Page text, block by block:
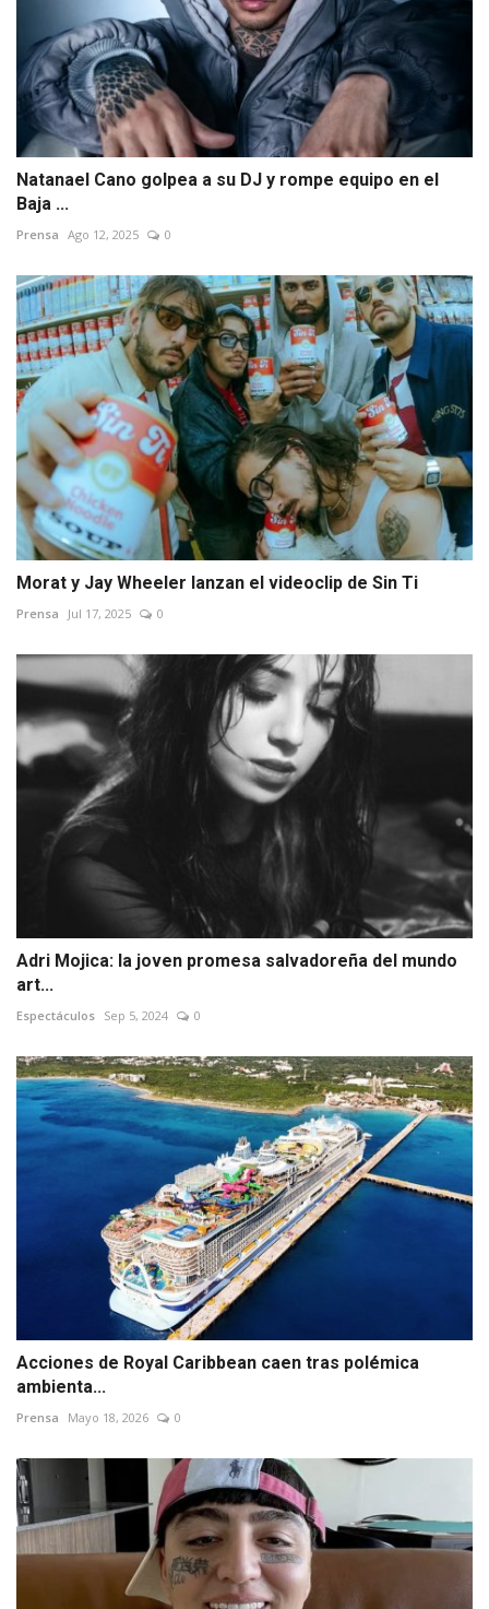
Natanael Cano golpea a su DJ y rompe equipo en el
Baja ...
Prensa Ago 12, 2025 0
Morat y Jay Wheeler lanzan el videoclip de Sin Ti
Prensa Jul 17, 2025 0
Adri Mojica: la joven promesa salvadoreña del mundo
art...
Espectáculos Sep 5, 2024 0
Acciones de Royal Caribbean caen tras polémica
ambienta...
Prensa Mayo 18, 2026 0